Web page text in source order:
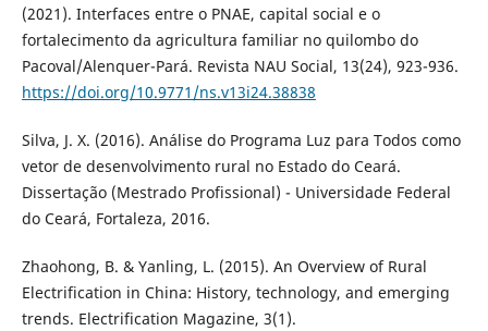
(2021). Interfaces entre o PNAE, capital social e o
fortalecimento da agricultura familiar no quilombo do
Pacoval/Alenquer-Pará. Revista NAU Social, 13(24), 923-936.
https://doi.org/10.9771/ns.v13i24.38838
Silva, J. X. (2016). Análise do Programa Luz para Todos como
vetor de desenvolvimento rural no Estado do Ceará.
Dissertação (Mestrado Profissional) - Universidade Federal
do Ceará, Fortaleza, 2016.
Zhaohong, B. & Yanling, L. (2015). An Overview of Rural
Electrification in China: History, technology, and emerging
trends. Electrification Magazine, 3(1).